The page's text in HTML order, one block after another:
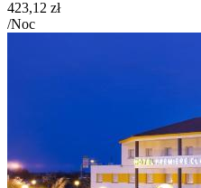
423,12 zł
/Noc